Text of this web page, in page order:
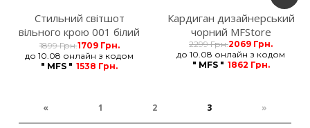
Стильний світшот
вільного крою 001 білий
MFStore
1899 Грн.1709 Грн.
до 10.08 онлайн з кодом
" MFS " 1538 Грн.
Кардиган дизайнерський
чорний MFStore
2299 Грн.2069 Грн.
до 10.08 онлайн з кодом
" MFS " 1862 Грн.
« 1 2 3 »